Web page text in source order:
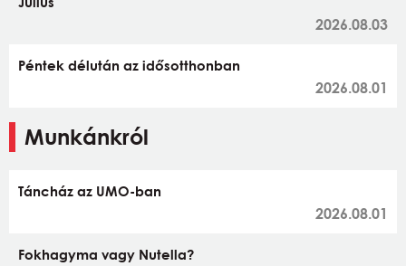
2026.08.03
Péntek délután az idősotthonban
2026.08.01
Munkánkról
Táncház az UMO-ban
2026.08.01
Fokhagyma vagy Nutella?